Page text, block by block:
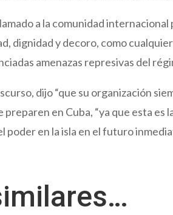
a la comunidad
dignidad y decoro, como
amenazas represivas del
dijo “que su organización
en Cuba, “ya que esta es
poder en la isla en el futuro